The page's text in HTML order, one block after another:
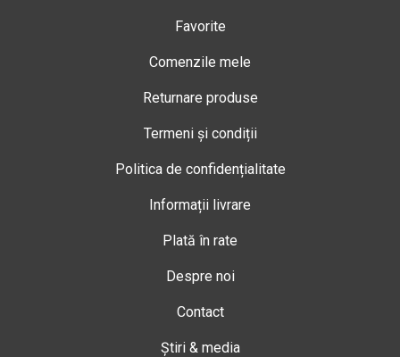
Favorite
Comenzile mele
Returnare produse
Termeni și condiții
Politica de confidențialitate
Informații livrare
Plată în rate
Despre noi
Contact
Știri & media